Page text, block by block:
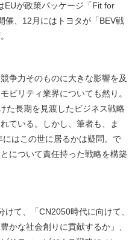
EUが政策パッケージ「Fit for
催、12月にはトヨタが「BEV戦
争力そのものに大きな影響を及
ビリティ業界についても然り。
た長期を見渡したビジネス戦略
ている。しかし、筆者も、ま
はこの世に居るかは疑問。で
について責任持った戦略を構築
て、「CN2050時代に向けて、
かな社会創りに貢献するか」、